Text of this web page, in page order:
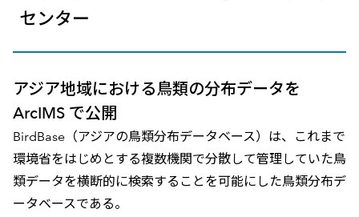
センター
アジア地域における鳥類の分布データを
ArcIMS で公開
BirdBase（アジアの鳥類分布データベース）は、これまで
環境省をはじめとする複数機関で分散して管理していた鳥
類データを横断的に検索することを可能にした鳥類分布デ
ータベースである。